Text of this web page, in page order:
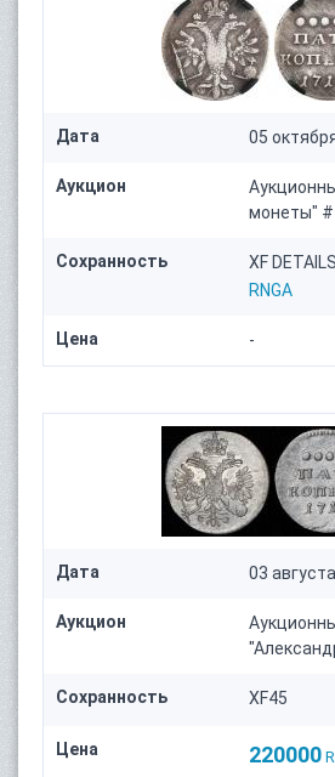
Дата 05
Аукцион
монеты" #
Сохранность
XF DETAILS
RNGA
Цена -
Дата 03
Аукцион
Сохранность XF45
Цена 220000